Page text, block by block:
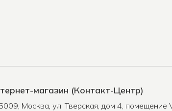
магазин (Контакт-Центр)
, Москва, ул. Тверская, дом 4, помещение